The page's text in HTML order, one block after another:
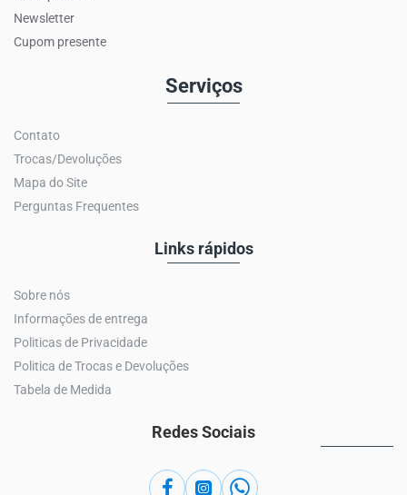
Newsletter
Cupom presente
Serviços
Contato
Trocas/Devoluções
Mapa do Site
Perguntas Frequentes
Links rápidos
Sobre nós
Informações de entrega
Politicas de Privacidade
Politica de Trocas e Devoluções
Tabela de Medida
Redes Sociais